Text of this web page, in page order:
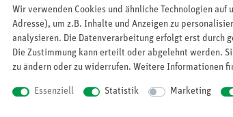
GHS07,GHS09
3
3
Wir verwenden Cookies und ähnliche Technologien
Adresse), um z.B. Inhalte und Anzeigen zu
analysieren. Die Datenverarbeitung erfolgt erst durch
Die Zustimmung kann erteilt oder abgelehnt werden.
zu ändern oder zu widerrufen. Weitere Informationen
Essenziell Statistik Marketing